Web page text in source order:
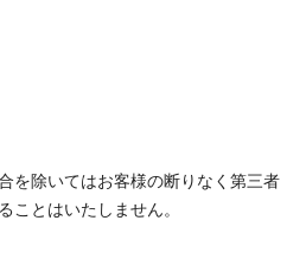
を除いてはお客様の断りなく第三者
ことはいたしません。